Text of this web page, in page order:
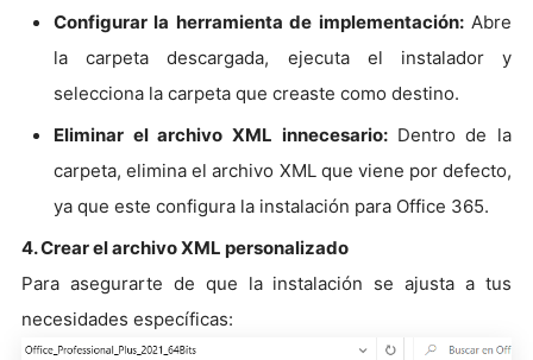
Configurar la herramienta de implementación:Abre
la carpeta descargada, ejecuta el instalador y
selecciona la carpeta que creaste como destino.
Eliminar el archivo XML innecesario: Dentro de la
carpeta, elimina el archivo XML que viene por defecto,
ya que este configura la instalación para Office 365.
4. Crear el archivo XML personalizado
Para asegurarte de que la instalación se ajusta a tus
necesidades específicas: